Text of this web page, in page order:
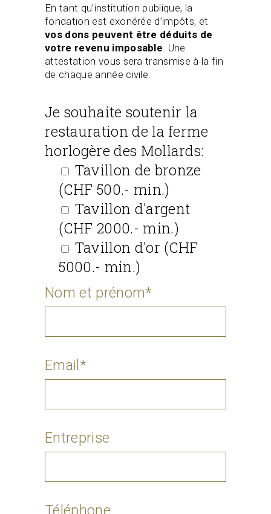
En tant qu’institution publique, la
fondation est exonérée d’impôts, et
vos dons peuvent être déduits de
votre revenu imposable . Une
attestation vous sera transmise à la fin
de chaque année civile.
Je souhaite soutenir la
restauration de la ferme
horlogère des Mollards:
Tavillon de bronze
(CHF 500.- min.)
Tavillon d'argent
(CHF 2000.- min.)
Tavillon d'or (CHF
5000.- min.)
Nom et prénom*
Email*
Entreprise
Téléphone